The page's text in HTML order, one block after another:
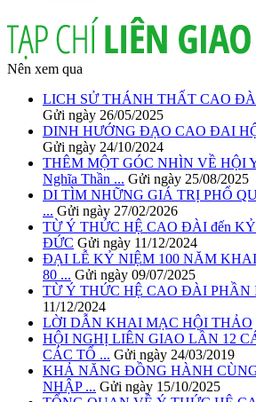
Nên xem qua
LICH SỬ THÁNH THẤT CAO
Gửi ngày 26/05/2025
DINH HƯỚNG ĐẠO CAO ĐAI
Gửi ngày 24/10/2024
THÊM MỘT GÓC NHÌN VỀ HỘI
Nghĩa Thần ... Gửi ngày 25/08/2025
DI TÌM NHỮNG GIÁ TRỊ PHỔ
... Gửi ngày 27/02/2026
TỪ Ý THỨC HỆ CAO ĐÀI đến
ĐỨC Gửi ngày 11/12/2024
ĐẠI LỄ KỶ NIỆM 100 NĂM
80 ... Gửi ngày 09/07/2025
TỪ Ý THỨC HỆ CAO ĐÀI PHẦN
11/12/2024
LỜI DẪN KHAI MẠC HỘI THẢO
HỘI NGHỊ LIÊN GIAO LẦN 12
CÁC TỔ ... Gửi ngày 24/03/2019
KHẢ NĂNG ĐỒNG HÀNH
NHẬP ... Gửi ngày 15/10/2025